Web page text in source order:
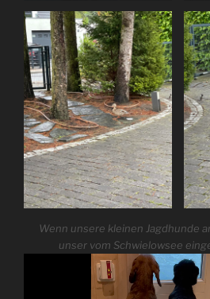
Wenn unsere kleinen Jagdhunde
unser vom Schwielowsee